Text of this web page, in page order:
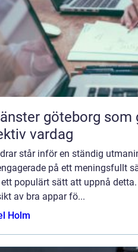
göteborg som
vardag
står inför en ständig
på ett meningsfullt
populärt sätt att uppnå
av bra appar fö...
Holm